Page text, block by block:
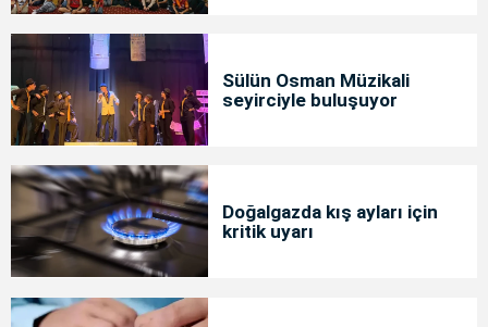
Sülün Osman Müzikali
seyirciyle buluşuyor
Doğalgazda kış ayları için
kritik uyarı